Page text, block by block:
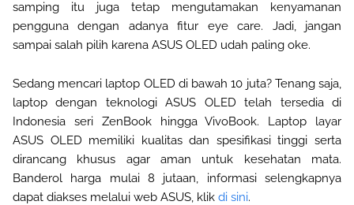
samping itu juga tetap mengutamakan kenyamanan
pengguna dengan adanya fitur eye care. Jadi, jangan
sampai salah pilih karena ASUS OLED udah paling oke.
Sedang mencari laptop OLED di bawah 10 juta? Tenang saja,
laptop dengan teknologi ASUS OLED telah tersedia di
Indonesia seri ZenBook hingga VivoBook. Laptop layar
ASUS OLED memiliki kualitas dan spesifikasi tinggi serta
dirancang khusus agar aman untuk kesehatan mata.
Banderol harga mulai 8 jutaan, informasi selengkapnya
dapat diakses melalui web ASUS, klik di sini.